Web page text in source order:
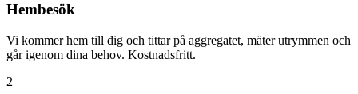
Hembesök
Vi kommer hem till dig och tittar på aggregatet, mäter utrymmen och
går igenom dina behov. Kostnadsfritt.
2